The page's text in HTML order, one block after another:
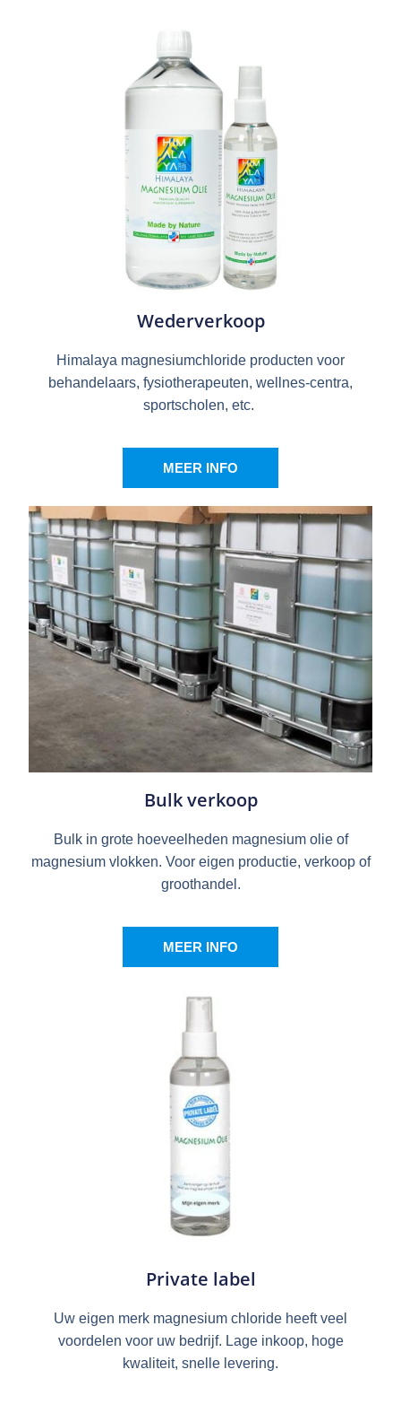
Wederverkoop
Himalaya magnesiumchloride producten voor
behandelaars, fysiotherapeuten, wellnes-centra,
sportscholen, etc.
MEER INFO
Bulk verkoop
Bulk in grote hoeveelheden magnesium olie of
magnesium vlokken. Voor eigen productie, verkoop of
groothandel.
MEER INFO
Private label
Uw eigen merk magnesium chloride heeft veel
voordelen voor uw bedrijf. Lage inkoop, hoge
kwaliteit, snelle levering.